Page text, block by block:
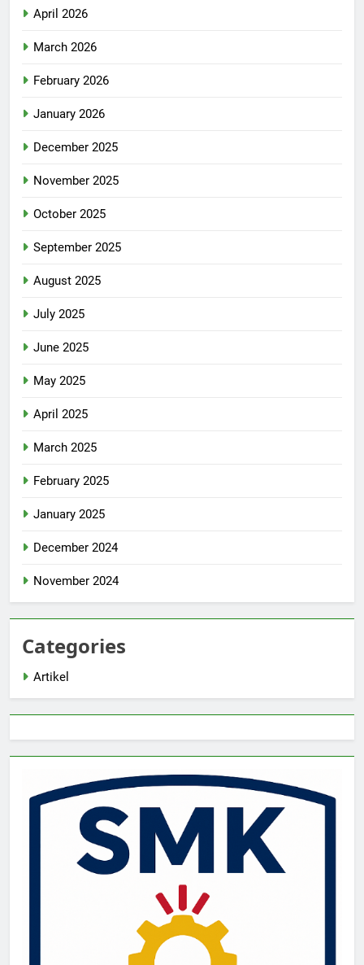
April 2026
March 2026
February 2026
January 2026
December 2025
November 2025
October 2025
September 2025
August 2025
July 2025
June 2025
May 2025
April 2025
March 2025
February 2025
January 2025
December 2024
November 2024
Categories
Artikel